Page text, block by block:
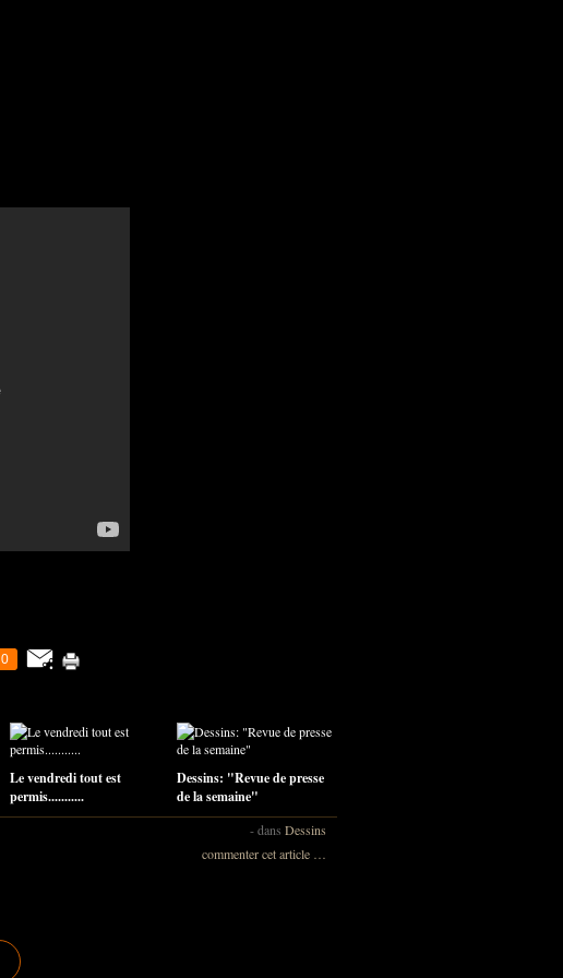
0
Le vendredi tout est
permis...........
Dessins: "Revue de presse
de la semaine"
-dans Dessins
commenter cet article